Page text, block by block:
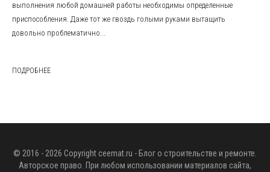
выполнения любой домашней работы необходимы определенные
приспособления. Даже тот же гвоздь голыми руками вытащить
довольно проблематично...
ПОДРОБНЕЕ
© 2016 - 2026 Copyright ceemat.ru - Блог о строительстве и ремонте.
Авторское право. При любом использовании материалов сайта,